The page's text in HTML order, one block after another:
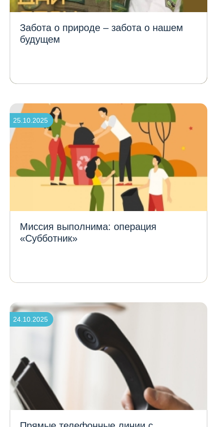
Забота о природе – забота о нашем
будущем
Миссия выполнима: операция
«Субботник»
25.10.2025
24.10.2025